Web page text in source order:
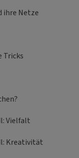
ihre Netze
Tricks
Vielfalt
Kreativität